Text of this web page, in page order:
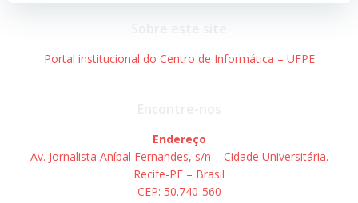
Post
Post
Portal institucional do Centro de Informática – UFPE
Endereço
Av. Jornalista Aníbal Fernandes, s/n – Cidade Universitária.
Recife-PE – Brasil
CEP: 50.740-560